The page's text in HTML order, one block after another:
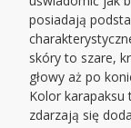
posiadają
skóry to szare,
głowy aż po
Kolor karapaksu
zdarzają się